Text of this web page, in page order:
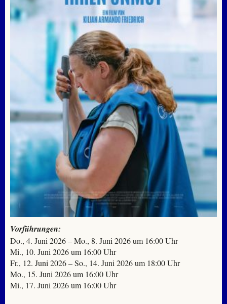
Vorführungen:
Do., 4. Juni 2026 – Mo., 8. Juni 2026 um 16:00 Uhr
Mi., 10. Juni 2026 um 16:00 Uhr
Fr., 12. Juni 2026 – So., 14. Juni 2026 um 18:00 Uhr
Mo., 15. Juni 2026 um 16:00 Uhr
Mi., 17. Juni 2026 um 16:00 Uhr